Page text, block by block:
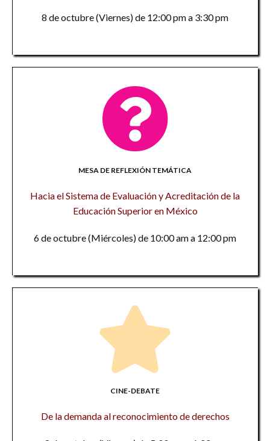
8 de octubre (Viernes) de 12:00 pm a 3:30 pm
MESA DE REFLEXIÓN TEMÁTICA
Hacia el Sistema de Evaluación y Acreditación de la
Educación Superior en México
6 de octubre (Miércoles) de 10:00 am a 12:00 pm
CINE-DEBATE
De la demanda al reconocimiento de derechos